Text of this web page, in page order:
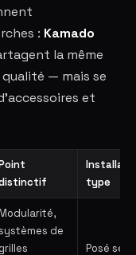
: Kamado
la même
— mais se
et
type
Modularité,
de
grilles
Posé seul,